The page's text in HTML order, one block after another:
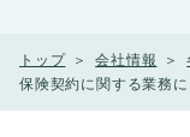
トップ 会社情報
保険契約に関する業務